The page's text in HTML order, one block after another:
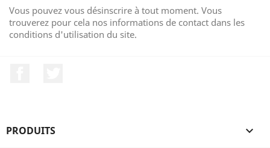
Vous pouvez vous désinscrire à tout moment. Vous
trouverez pour cela nos informations de contact dans les
conditions d'utilisation du site.
PRODUITS 